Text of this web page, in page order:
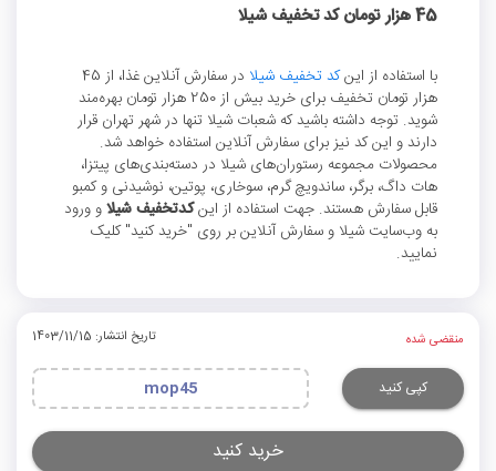
45 هزار تومان کد تخفیف شیلا
با استفاده از اینکد تخفیف شیلا
در سفارش آنلاین غذا، از 45
هزار تومان تخفیف برای خرید بیش از 250 هزار تومان بهره‌مند
شوید. توجه داشته باشید که شعبات شیلا تنها در شهر تهران قرار
دارند و این کد نیز برای سفارش آنلاین استفاده خواهد شد.
محصولات مجموعه رستوران‌های شیلا در دسته‌بندی‌های پیتزا،
هات‌ داگ، برگر، ساندویچ گرم، سوخاری، پوتین، نوشیدنی و کمبو
قابل سفارش هستند. جهت استفاده از اینکدتخفیف شیلاو ورود
به وب‌سایت شیلا و سفارش آنلاین بر روی "خرید کنید" کلیک
نمایید.
منقضی شده تاریخ انتشار: 1403/11/15
کپی کنید mop45
خرید کنید